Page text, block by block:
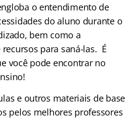
o entendimento de
do aluno durante o
bem como a
para saná-las. É
você pode encontrar no
e outros materiais de base
pelos melhores professores